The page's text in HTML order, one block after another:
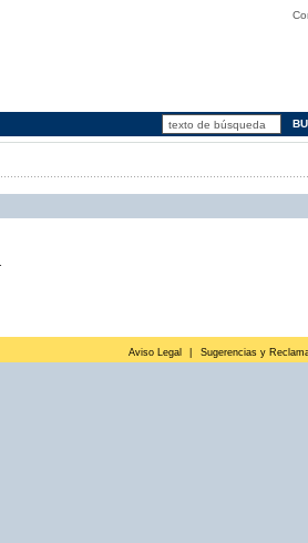
Aviso Legal Sugerencias y